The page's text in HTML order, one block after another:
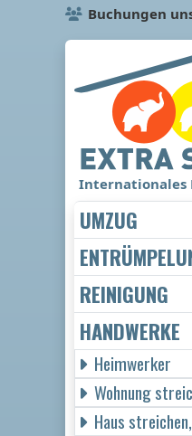
Buchungen
Internationales
UMZUG
REINIGUNG
HANDWERKE
Heimwerker
Wohnung
Haus